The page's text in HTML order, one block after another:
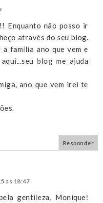
Enquanto não posso ir
através do seu blog.
a família ano que vem e
blog me ajuda
ano que vem irei te
Responder
às 18:47
gentileza, Monique!